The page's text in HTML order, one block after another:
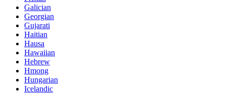
Galician
Georgian
Gujarati
Haitian
Hausa
Hawaiian
Hebrew
Hmong
Hungarian
Icelandic